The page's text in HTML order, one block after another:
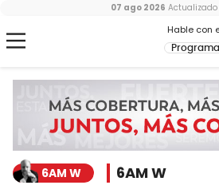
Hable con
Programa
07 ago 2026 Actualizado
6AM W 6AM W